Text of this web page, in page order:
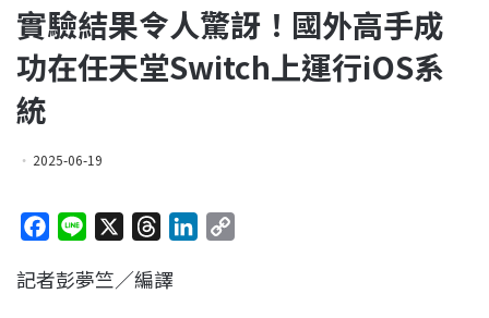
實驗結果令人驚訝！國外高手成
功在任天堂Switch上運行iOS系
統
2025-06-19
c
n
r
記者彭夢竺／編譯